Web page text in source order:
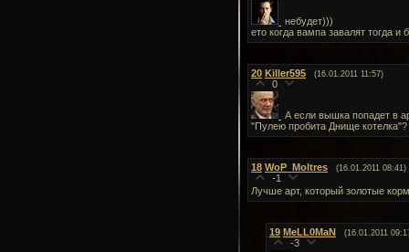
небудет)))
ето когда вампа завалят тогда и
20 Killer595 (16.01.2011 11:57)
0
А если вышка попадет в
"Пулею пробита Днище котелка"?
18 WoP_Moltres (16.01.2011 08:41)
-1
Лучше арт, который золотые
19 MeLL0MaN (16.01.2011
-3